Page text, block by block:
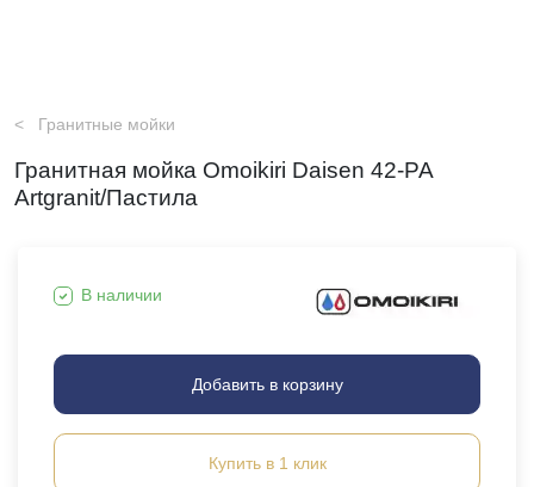
Гранитные мойки
Гранитная мойка Omoikiri Daisen 42-PA
Artgranit/Пастила
В наличии
Добавить в корзину
Купить в 1 клик